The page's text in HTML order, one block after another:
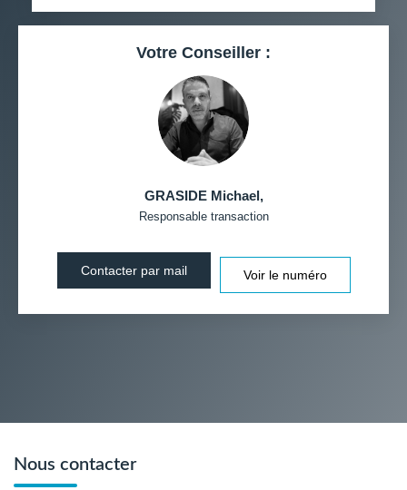
Votre Conseiller :
GRASIDE Michael,
Responsable transaction
Contacter par mail Voir le numéro
Nous contacter